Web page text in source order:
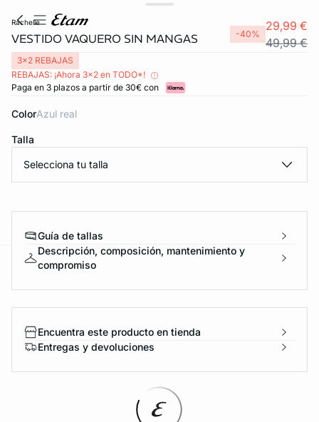
rachelle
VESTIDO VAQUERO SIN MANGAS -40%
29,99 €
49,99 €
3x2 REBAJAS
REBAJAS: ¡Ahora 3x2 en TODO*!
Paga en 3 plazos a partir de 30€ con
Color azul real
Talla
Selecciona tu talla
Guía de tallas
Descripción, composición, mantenimiento y
compromiso
Encuentra este producto en tienda
Entregas y devoluciones